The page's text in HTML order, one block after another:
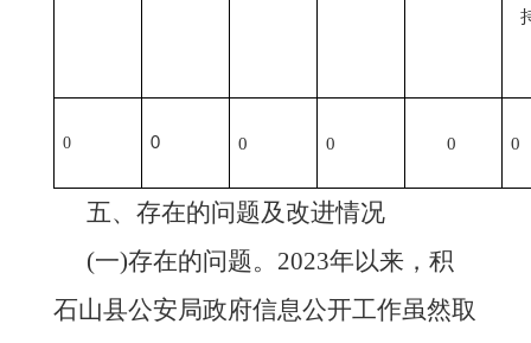
0 0 0 0 0 0
五、存在的问题及改进情况
(一)存在的问题。 2023年以来， 积
石山县公安局政府信息公开工作虽然取